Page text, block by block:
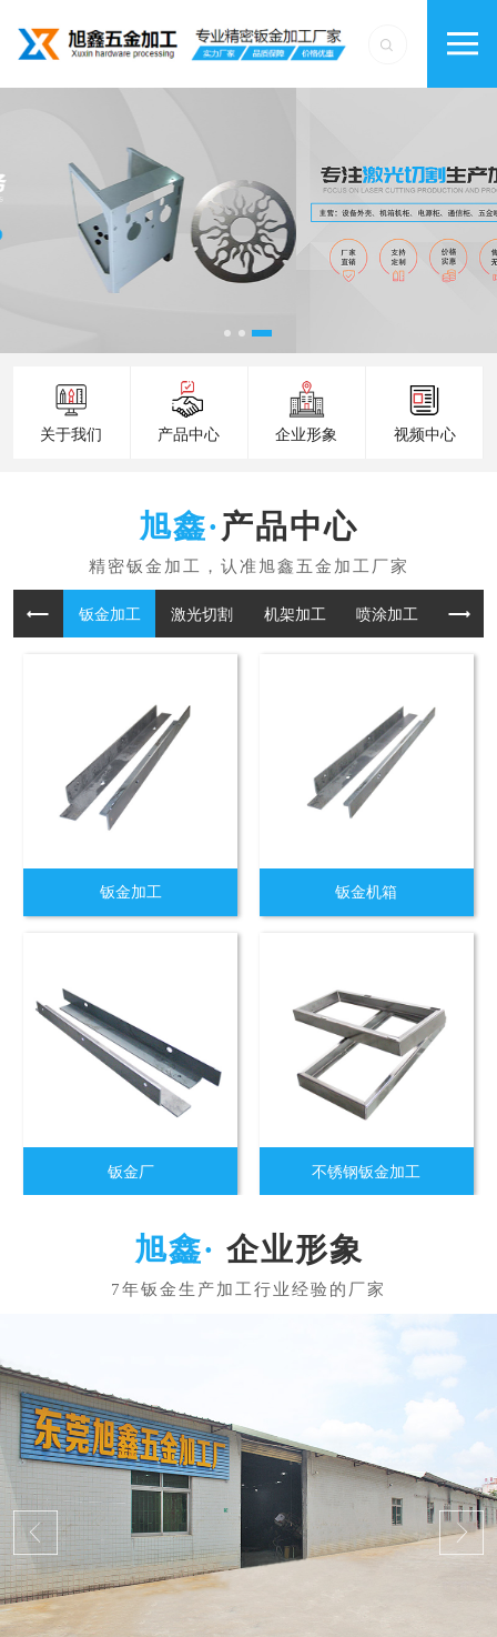
关于我们 产品中心 企业形象 视频中心
产品中心
钣金加工 激光切割 机架加工 喷涂加工 折板
钣金加工 钣金机箱
钣金厂 不锈钢钣金加工
企业形象